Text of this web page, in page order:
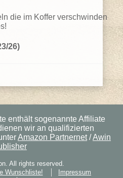
die im Koffer verschwinden
26)
enthält sogenannte Affiliate
wir an qualifizierten
Amazon Partnernet/Awin
All rights reserved.
Wunschliste!
Impressum